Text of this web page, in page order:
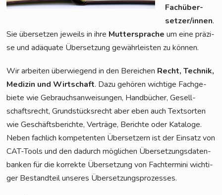
Fach­über­
set­zer/in­nen.
Sie über­set­zen jeweils in ihre Mut­ter­spra­che um eine prä­zi­
se und adäqua­te Über­set­zung gewähr­leis­ten zu können.
Wir arbei­ten über­wie­gend in den Berei­chen Recht, Tech­nik,
Medi­zin und Wirt­schaft. Dazu gehö­ren wich­ti­ge Fach­ge­
bie­te wie Gebrauchs­an­wei­sun­gen, Hand­bü­cher, Gesell­
schafts­recht, Grund­stücks­recht aber eben auch Text­sor­ten
wie Geschäfts­be­rich­te, Ver­trä­ge, Berich­te oder Kata­lo­ge.
Neben fach­lich kom­pe­ten­ten Über­set­zern ist der Ein­satz von
CAT-Tools und den dadurch mög­li­chen Über­set­zungs­da­ten­
ban­ken für die kor­rek­te Über­set­zung von Fach­ter­mi­ni wich­ti­
ger Bestand­teil unse­res Übersetzungsprozesses.